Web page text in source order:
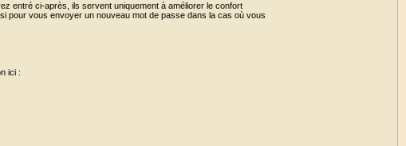
entré ci-après, ils servent uniquement à améliorer le confort
pour vous envoyer un nouveau mot de passe dans la cas où vous
ici :